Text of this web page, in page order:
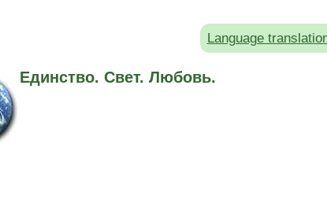
Language
Единство. Свет. Любовь.